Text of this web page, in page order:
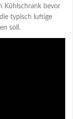
Kühlschrank bevor
typisch luftige
soll.